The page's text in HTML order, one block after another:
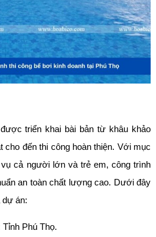
triển khai bài bản từ khâu khảo
cho đến thi công hoàn thiện. Với mục
cả người lớn và trẻ em, công trình
an toàn chất lượng cao. Dưới đây
dự án:
Tỉnh Phú Thọ.